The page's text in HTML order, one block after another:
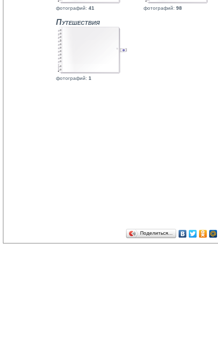
фотографий: 41 фотографий: 98
Путешествия
фотографий: 1
Поделиться…